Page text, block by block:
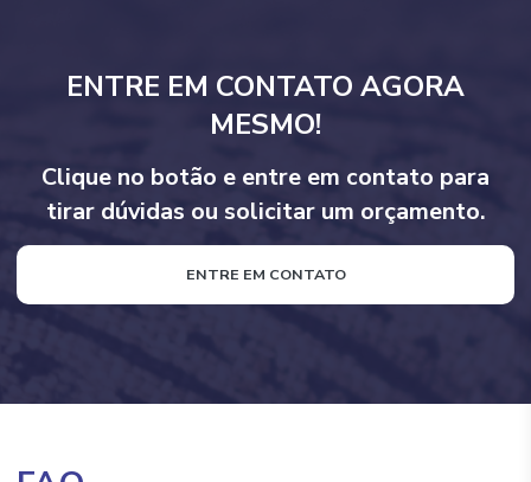
ENTRE EM CONTATO AGORA
MESMO!
Clique no botão e entre em contato para
tirar dúvidas ou solicitar um orçamento.
ENTRE EM CONTATO